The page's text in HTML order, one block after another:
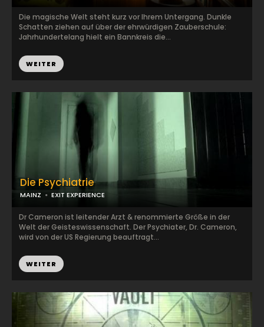
Die magische Welt steht kurz vor Ihrem Untergang. Dunkle
Schatten ziehen auf über der ehrwürdigen Zauberschule:
Jahrhundertelang hielt ein Bannkreis die...
WEITER
Die Psychiatrie
MAINZ EXIT EXPERIENCE
Dr Cameron ist leitender Arzt & renommierte Größe in der
Welt der Geisteswissenschaft. Der Psychiater, Dr. Cameron,
wird von der US Regierung beauftragt...
WEITER